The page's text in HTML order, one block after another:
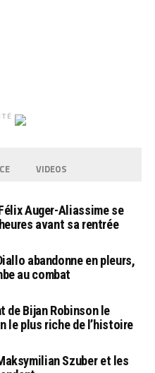
VIDEOS
Auger-Aliassime se
avant sa rentrée
abandonne en pleurs,
au combat
de Bijan Robinson le
le plus riche de l’histoire
Szuber et les